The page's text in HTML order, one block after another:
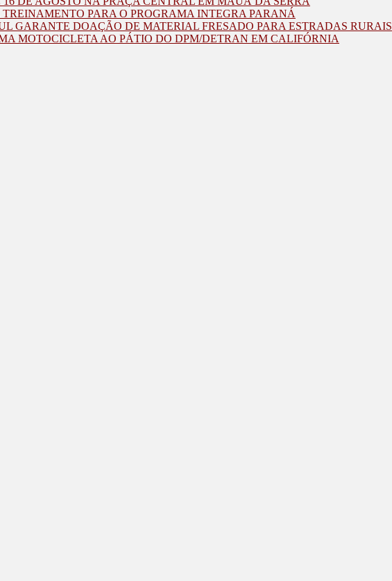
PARA O PROGRAMA INTEGRA PARANÁ
GARANTE DOAÇÃO DE MATERIAL FRESADO PARA ESTRADAS RURAIS
MOTOCICLETA AO PÁTIO DO DPM/DETRAN EM CALIFÓRNIA